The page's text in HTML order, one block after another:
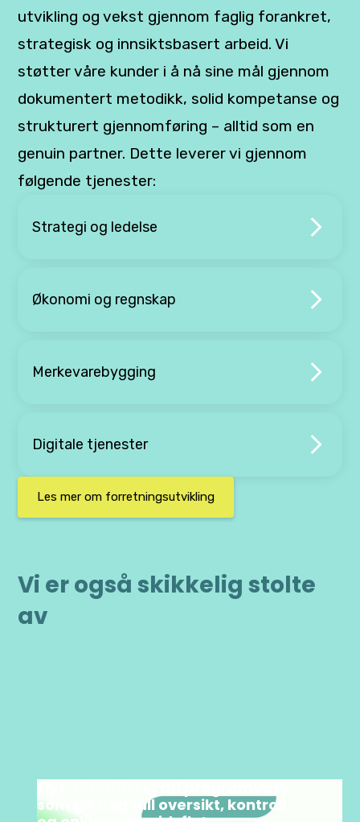
utvikling og vekst gjennom faglig forankret,
strategisk og innsiktsbasert arbeid. Vi
støtter våre kunder i å nå sine mål gjennom
dokumentert metodikk, solid kompetanse og
strukturert gjennomføring – alltid som en
genuin partner. Dette leverer vi gjennom
følgende tjenester:
Strategi og ledelse
Økonomi og regnskap
Merkevarebygging
Digitale tjenester
Les mer om forretningsutvikling
Vi er også skikkelig stolte
av
som gir deg full oversikt, kontroll